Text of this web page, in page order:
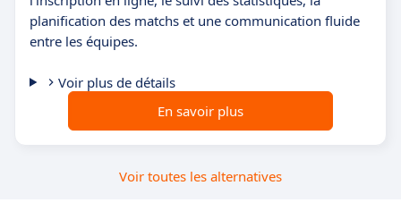
planification des matchs et une communication fluide
entre les équipes.
Voir plus de détails
En savoir plus
Voir toutes les alternatives